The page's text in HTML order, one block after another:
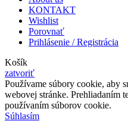
KONTAKT
Wishlist
Porovnať
Prihlásenie / Registrácia
Košík
zatvoriť
Používame súbory cookie, aby
webovej stránke. Prehliadaním
používaním súborov cookie.
Súhlasím